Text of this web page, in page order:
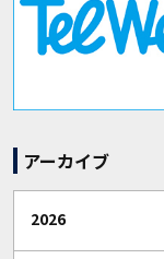
アーカイブ
2026